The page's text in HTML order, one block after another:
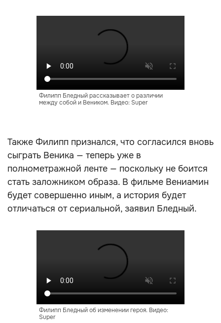
Филипп Бледный рассказывает о различии
между собой и Веником. Видео: Super
Также Филипп признался, что согласился вновь
сыграть Веника — теперь уже в
полнометражной ленте — поскольку не боится
стать заложником образа. В фильме Вениамин
будет совершенно иным, а история будет
отличаться от сериальной, заявил Бледный.
Филипп Бледный об изменении героя. Видео:
Super